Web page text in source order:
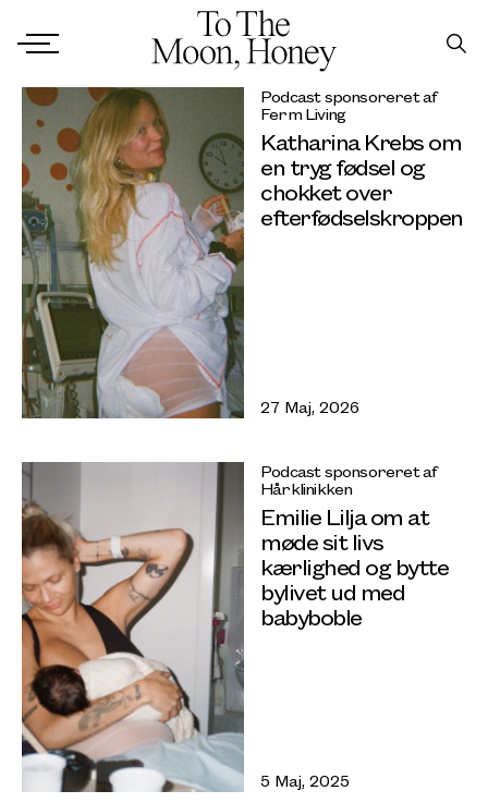
Podcast sponsoreret af
Ferm Living
Katharina Krebs om
en tryg fødsel og
chokket over
efterfødselskroppen
27 Maj, 2026
Podcast sponsoreret af
Hårklinikken
Emilie Lilja om at
møde sit livs
kærlighed og bytte
bylivet ud med
babyboble
5 Maj, 2025